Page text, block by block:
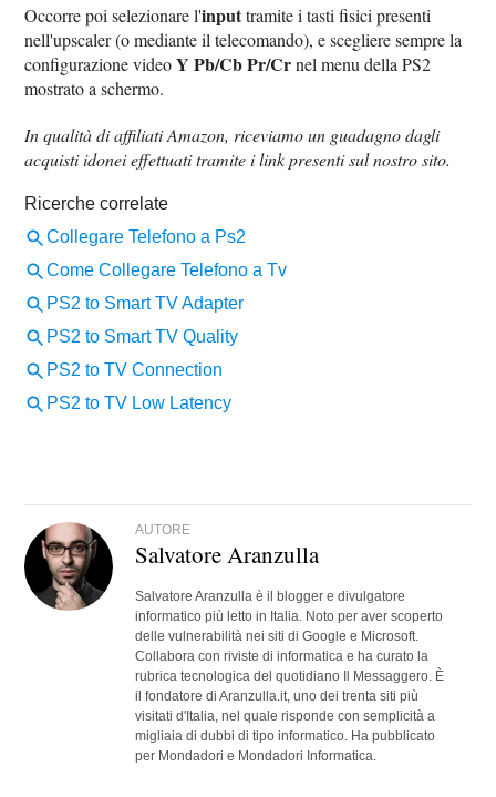
Occorre poi selezionare l'inputtramite i tasti fisici presenti
nell'upscaler (o mediante il telecomando), e scegliere sempre la
configurazione videoY Pb/Cb Pr/Crnel menu della PS2
mostrato a schermo.
In qualità di affiliati Amazon, riceviamo un guadagno dagli
acquisti idonei effettuati tramite i link presenti sul nostro sito.
AUTORE
Salvatore Aranzulla
Salvatore Aranzulla è il blogger e divulgatore
informatico più letto in Italia. Noto per aver scoperto
delle vulnerabilità nei siti di Google e Microsoft.
Collabora con riviste di informatica e ha curato la
rubrica tecnologica del quotidiano Il Messaggero. È
il fondatore di Aranzulla.it, uno dei trenta siti più
visitati d'Italia, nel quale risponde con semplicità a
migliaia di dubbi di tipo informatico. Ha pubblicato
per Mondadori e Mondadori Informatica.